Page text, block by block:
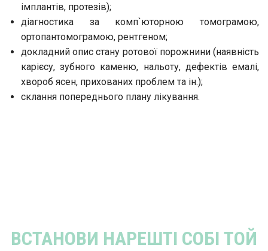
імплантів, протезів);
діагностика за комп`юторною томограмою,
ортопантомограмою, рентгеном;
докладний опис стану ротової порожнини (наявність
карієсу, зубного каменю, нальоту, дефектів емалі,
хвороб ясен, прихованих проблем та ін.);
склання попереднього плану лікування.
ВСТАНОВИ НАРЕШТІ СОБІ ТОЙ